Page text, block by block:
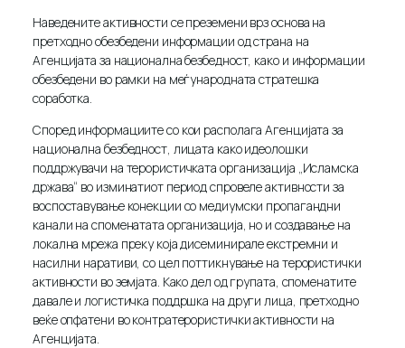
Наведените активности се преземени врз основа на
претходно обезбедени информации од страна на
Агенцијата за национална безбедност, како и информации
обезбедени во рамки на меѓународната стратешка
соработка.
Според информациите со кои располага Агенцијата за
национална безбедност, лицата како идеолошки
поддржувачи на терористичката организација „Исламска
држава“ во изминатиот период спровеле активности за
воспоставување конекции со медиумски пропагандни
канали на споменатата организација, но и создавање на
локална мрежа преку која дисеминирале екстремни и
насилни наративи, со цел поттикнување на терористички
активности во земјата. Како дел од групата, споменатите
давале и логистичка поддршка на други лица, претходно
веќе опфатени во контратерористички активности на
Агенцијата.